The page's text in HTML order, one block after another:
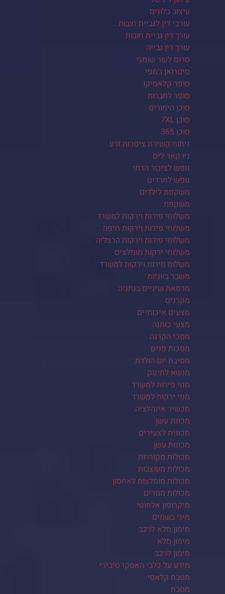
עיצוב בלונים
עורכי דין לגביית חובות
עורך דין גביית חובות
עורך דין גבייה
סרום לעור שומני
סיטרואן ג'מפי
סופר קלאסיקו
סופר לחברות
סוכן הימורים
סוכן 7XL
סוכן 365
ניתוח קשירת צינורות זרע
ניו קאר ליס
נופש לציבור הדתי
נופש לחרדים
משקפת לילדים
משקפת
משלוחי פירות וירקות למשרד
משלוחי פירות וירקות חיפה
משלוחי פירות וירקות הרצליה
משלוחי ירקות מומלצים
משלוח פירות וירקות למשרד
משבר בזוגיות
מרפאת שיניים בנתניה
מקרנים
מצעים איכותיים
מצעי כותנה
מסכי הקרנה
מסכות פנים
מסיבת יום הולדת
מנשא לתינוק
מנוי פירות למשרד
מנוי ירקות למשרד
מכשיר אינהלציה
מכונת עשן
מכונית לצעירים
מכונות עשן
מכולות מקוררות
מכולות מעוצבות
מכולות מומלצות לאחסון
מכולות מגורים
מיקרופון אלחוטי
מיני בשמים
מימון מלא לרכב
מימון מלא
מימון לרכב
מידע על כלבי האסקי סיבירי
מטבח קלאסי
מטבח